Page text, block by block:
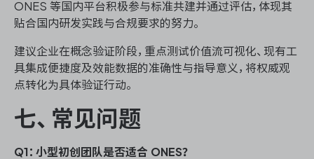
ONES 等国内平台积极参与标准共建并通过评估，体现其
贴合国内研发实践与合规要求的努力。
建议企业在概念验证阶段，重点测试价值流可视化、现有工
具集成便捷度及效能数据的准确性与指导意义，将权威观
点转化为具体验证行动。
七、常见问题
Q1：小型初创团队是否适合 ONES？